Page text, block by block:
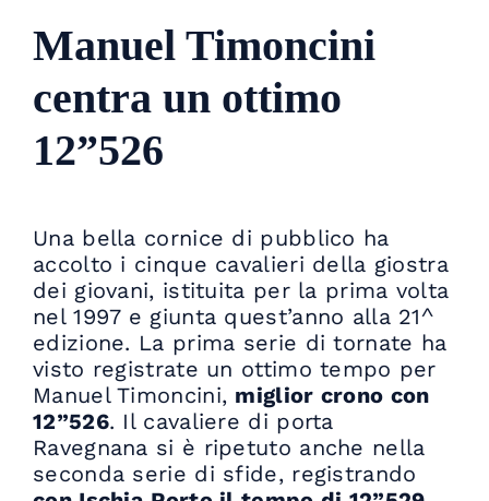
Manuel Timoncini
centra un ottimo
12”526
Una bella cornice di pubblico ha
accolto i cinque cavalieri della giostra
dei giovani, istituita per la prima volta
nel 1997 e giunta quest’anno alla 21^
edizione. La prima serie di tornate ha
visto registrate un ottimo tempo per
Manuel Timoncini, miglior crono con
12”526. Il cavaliere di porta
Ravegnana si è ripetuto anche nella
seconda serie di sfide, registrando